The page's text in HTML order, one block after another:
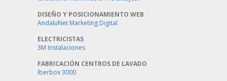
DISEÑO Y POSICIONAMIENTO WEB
AndaluNet Marketing Digital
ELECTRICISTAS
3M Instalaciones
FABRICACIÓN CENTROS DE LAVADO
Iberbox 3000